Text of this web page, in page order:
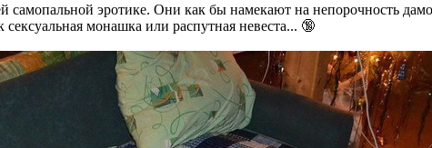
самопальной эротике. Они как бы намекают на непорочность
монашка или распутная невеста... 🔞